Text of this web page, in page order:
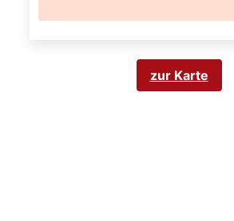
zur Karte